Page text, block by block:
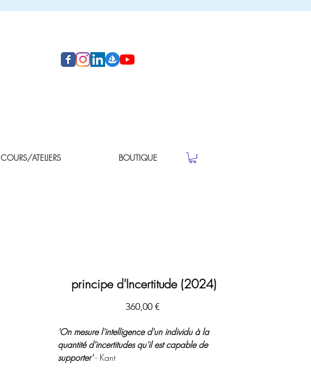
COURS/ATELIERS BOUTIQUE
principe d'Incertitude (2024)
360,00 €Prix
'On mesure l'intelligence d'un individu à la
quantité d'incertitudes qu'il est capable de
supporter'- Kant